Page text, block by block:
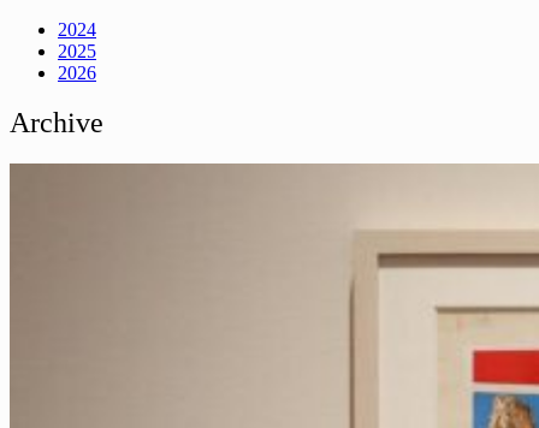
2024
2025
2026
Archive